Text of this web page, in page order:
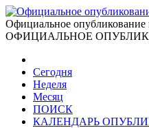
Официальное опубликование
ОФИЦИАЛЬНОЕ
Сегодня
Неделя
Месяц
ПОИСК
КАЛЕНДАРЬ